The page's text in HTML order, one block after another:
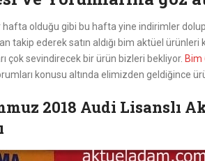
olduğu gibi bu hafta yine indirimler
takip ederek satın aldığı bim aktüel
çok sevindirecek bir ürün bizleri bekliyor. Bim
konusu altında elimizden geldiğince
2018 Audi Lisanslı